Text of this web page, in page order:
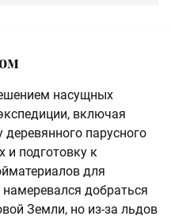
насущных
включая
деревянного парусного
и подготовку к
для
добраться
Земли, но из-за льдов